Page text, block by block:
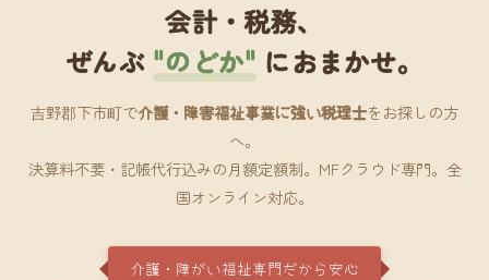
会計・税務、
ぜんぶ "のどか" におまかせ。
吉野郡下市町で介護・障害福祉事業に強い税理士をお探しの方
へ。
決算料不要・記帳代行込みの月額定額制。MFクラウド専門。全
国オンライン対応。
介護・障がい福祉専門だから安心